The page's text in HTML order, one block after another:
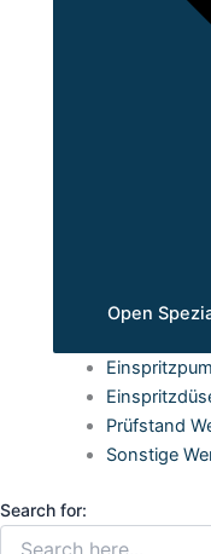
Open
Prüfstand
Sonstige
Search for: